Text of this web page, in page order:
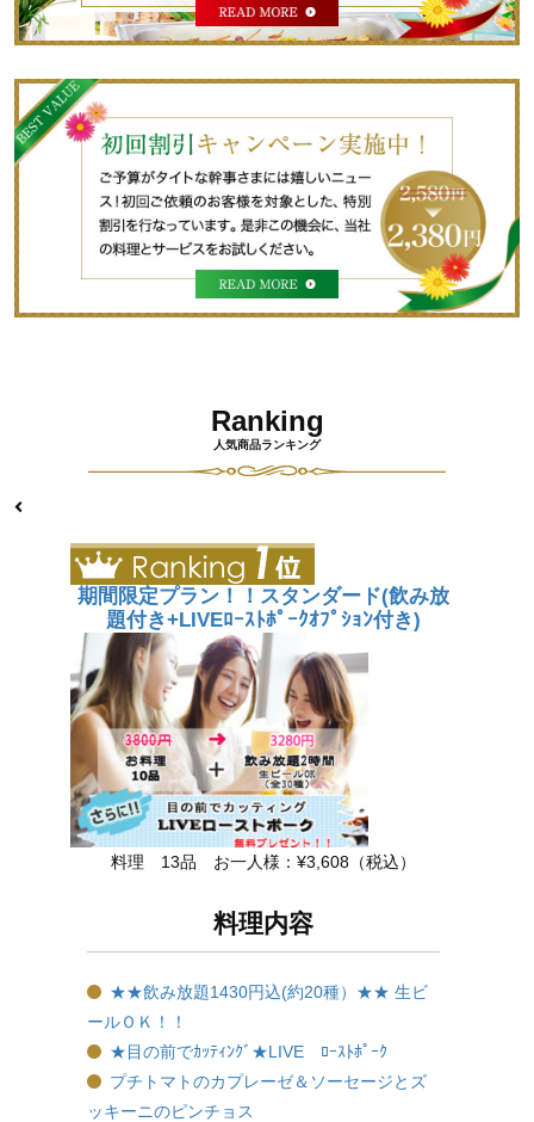
Ranking
人気商品ランキング
期間限定プラン！！スタンダード(飲み放
題付き+LIVEﾛｰｽﾄﾎﾟｰｸｵﾌﾟｼｮﾝ付き)
料理 13品 お一人様： ¥3,608 （税込）
料理内容
★★飲み放題1430円込(約20種）★★ 生ビ
ールＯＫ！！
★目の前でｶｯﾃｨﾝｸﾞ★LIVE ﾛｰｽﾄﾎﾟｰｸ
プチトマトのカプレーゼ＆ソーセージとズ
ッキーニのピンチョス